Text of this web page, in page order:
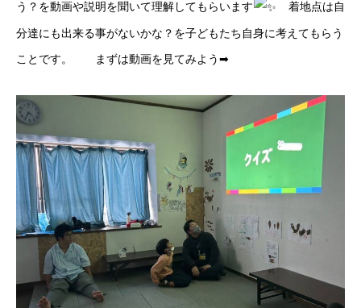
う？を動画や説明を聞いて理解してもらいます 着地点は自
分達にも出来る事がないかな？を子どもたち自身に考えてもらう
ことです。 まずは動画を見てみよう➡